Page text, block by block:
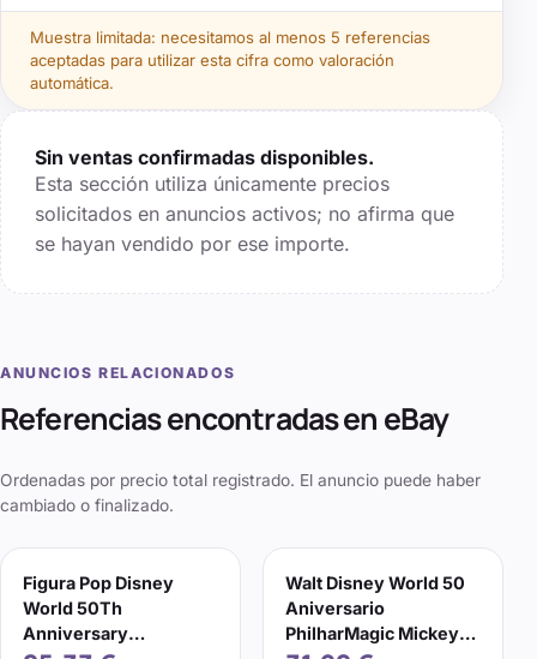
Muestra limitada: necesitamos al menos 5 referencias
aceptadas para utilizar esta cifra como valoración
automática.
Sin ventas confirmadas disponibles.
Esta sección utiliza únicamente precios
solicitados en anuncios activos; no afirma que
se hayan vendido por ese importe.
ANUNCIOS RELACIONADOS
Referencias encontradas en eBay
Ordenadas por precio total registrado. El anuncio puede haber
cambiado o finalizado.
Figura Pop Disney
World 50Th
Anniversary
Walt Disney World 50
Aniversario
PhilharMagic Mickey